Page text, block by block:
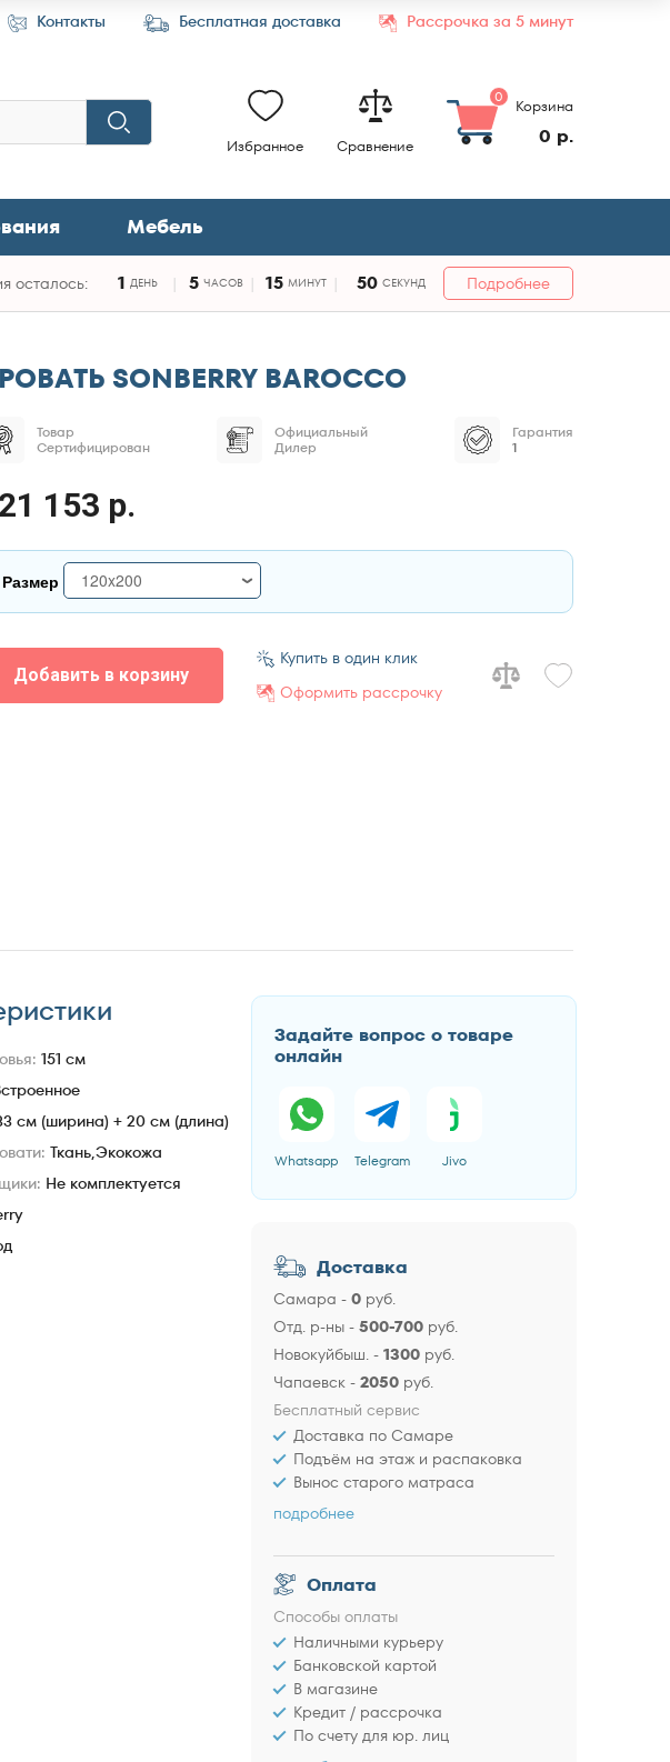
Контакты Бесплатная доставка Рассрочка за 5 минут
Избранное Сравнение
0 Корзина
0 р.
Мебель
осталось: 1 ДЕНЬ 5 ЧАСОВ 15 МИНУТ 49 СЕКУНД Подробнее
SONBERRY BAROCCO
Товар
Сертифицирован
Официальный
Дилер
Гарантия
1
153 р.
Размер
120x200
120x200
140x200
160x200
180x200
Добавить в корзину
Купить в один клик
Оформить рассрочку
151 см
Встроенное
33 см (ширина) + 20 см (длина)
Ткань,Экокожа
Не комплектуется
Задайте вопрос о товаре
онлайн
Whatsapp Telegram Jivo
Доставка
Самара - 0 руб.
Отд. р-ны - 500-700 руб.
Новокуйбыш. - 1300 руб.
Чапаевск - 2050 руб.
Бесплатный сервис
Доставка по Самаре
Подъём на этаж и распаковка
Вынос старого матраса
подробнее
Оплата
Способы оплаты
Наличными курьеру
Банковской картой
В магазине
Кредит / рассрочка
По счету для юр. лиц